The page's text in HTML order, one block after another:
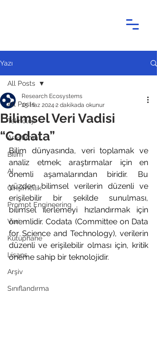
Yazı
All Posts
Teknoloji
Araştırma
Bilim
AI
Girişimcilik
Prompt Engineering
Veri
Kütüphane
Lisans
Arşiv
Sınıflandırma
All Posts
Bilimsel Veri Vadisi
“Codata”
Research Ecosystems
25 Haz 2024 2 dakikada okunur
Bilim dünyasında, veri toplamak ve
analiz etmek; araştırmalar için en
önemli aşamalarından biridir. Bu
yüzden bilimsel verilerin düzenli ve
erişilebilir bir şekilde sunulması,
bilimsel ilerlemeyi hızlandırmak için
önemlidir. Codata (Committee on Data
for Science and Technology), verilerin
düzenli ve erişilebilir olması için, kritik
öneme sahip bir teknolojidir.